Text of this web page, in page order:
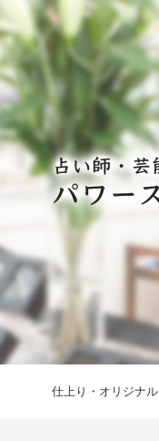
仕上り・オリジナル